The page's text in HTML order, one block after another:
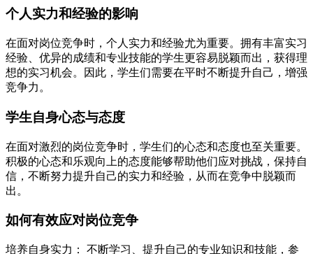
个人实力和经验的影响
在面对岗位竞争时，个人实力和经验尤为重要。拥有丰富实习
经验、优异的成绩和专业技能的学生更容易脱颖而出，获得理
想的实习机会。因此，学生们需要在平时不断提升自己，增强
竞争力。
学生自身心态与态度
在面对激烈的岗位竞争时，学生们的心态和态度也至关重要。
积极的心态和乐观向上的态度能够帮助他们应对挑战，保持自
信，不断努力提升自己的实力和经验，从而在竞争中脱颖而
出。
如何有效应对岗位竞争
培养自身实力： 不断学习、提升自己的专业知识和技能，参